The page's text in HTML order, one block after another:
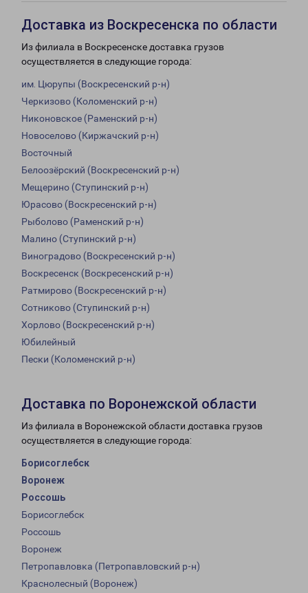
Доставка из Воскресенска по области
Из филиала в Воскресенске доставка грузов
осуществляется в следующие города:
им. Цюрупы (Воскресенский р-н)
Черкизово (Коломенский р-н)
Никоновское (Раменский р-н)
Новоселово (Киржачский р-н)
Восточный
Белоозёрский (Воскресенский р-н)
Мещерино (Ступинский р-н)
Юрасово (Воскресенский р-н)
Рыболово (Раменский р-н)
Малино (Ступинский р-н)
Виноградово (Воскресенский р-н)
Воскресенск (Воскресенский р-н)
Ратмирово (Воскресенский р-н)
Сотниково (Ступинский р-н)
Хорлово (Воскресенский р-н)
Юбилейный
Пески (Коломенский р-н)
Доставка по Воронежской области
Из филиала в Воронежской области доставка грузов
осуществляется в следующие города:
Борисоглебск
Воронеж
Россошь
Борисоглебск
Россошь
Воронеж
Петропавловка (Петропавловский р-н)
Краснолесный (Воронеж)